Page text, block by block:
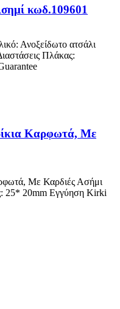
κωδ.109601
Ανοξείδωτο ατσάλι
Πλάκας:
Καρφωτά, Με
Με Καρδιές Ασήμι
25* 20mm Εγγύηση Kirki